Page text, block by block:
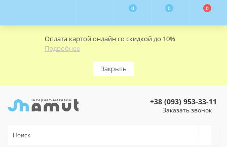
Оплата картой онлайн со скидкой до 10%
Подробнее
Закрыть
0 0 0
+38 (093) 953-33-11
Заказать звонок